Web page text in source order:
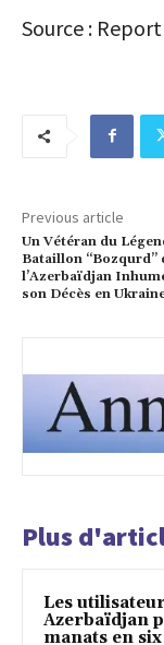
Source : Report
Previous article
Un Vétéran du
Bataillon “Bozqurd”
l’Azerbaïdjan
son Décès en
Plus
Les
Azerbaïdjan
manats en